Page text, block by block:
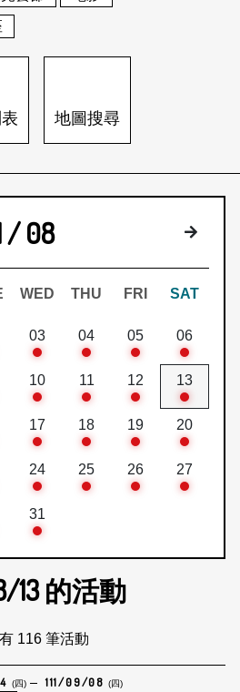
English
登入/註冊
地圖搜尋
/ 08 下個月
WED THU FRI SAT
03 04 05 06
10 11 12 13
17 18 19 20
24 25 26 27
31
13的活動
116 筆活動
(四) 111/09/08 (四)